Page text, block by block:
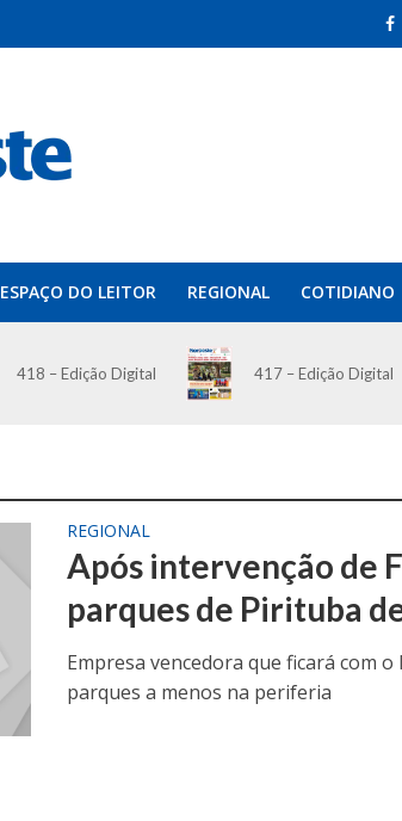
ESPAÇO DO LEITOR REGIONAL COTIDIANO
418 – Edição Digital 417 – Edição Digital
REGIONAL
Após intervenção de
parques de Pirituba
Empresa vencedora que ficará com
parques a menos na periferia